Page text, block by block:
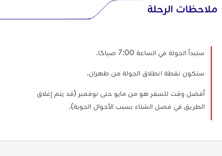
ملاحظات الرحلة
ستبدأ الجولة في الساعة 7:00 صباحًا.
ستكون نقطة انطلاق الجولة من طهران.
أفضل وقت للسفر هو من مايو حتى نوفمبر (قد يتم إغلاق
الطريق في فصل الشتاء بسبب الأحوال الجوية).